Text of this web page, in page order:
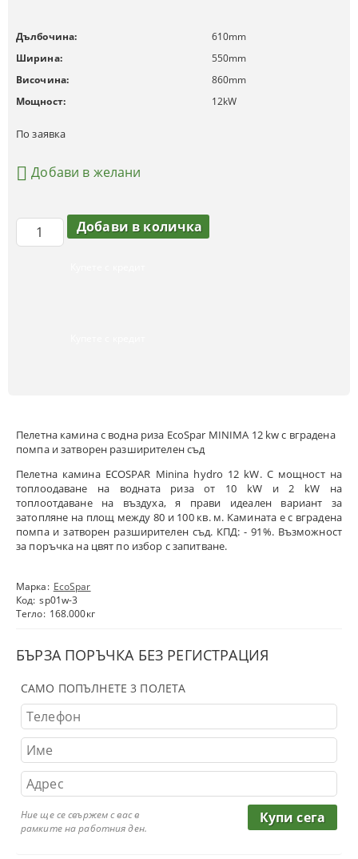
Пелетна камина с водна риза EcoSpar MINIMA 12 kw с вградена
помпа и затворен разширителен съд
Пелетна камина ECOSPAR Minina hydro 12 kW. С мощност на
топлоодаване на водната риза от 10 kW и 2 kW на
топлоотдаване на въздуха, я прави идеален вариант за
затопляне на площ между 80 и 100 кв. м. Камината е с вградена
помпа и затворен разширителен съд. КПД: - 91%. Възможност
за поръчка на цвят по избор с запитване.
Марка: EcoSpar
Код: sp01w-3
Тегло: 168.000кг
БЪРЗА ПОРЪЧКА БЕЗ РЕГИСТРАЦИЯ
САМО ПОПЪЛНЕТЕ 3 ПОЛЕТА
Ние ще се свържем с вас в
рамките на работния ден.
Дълбочина: 610mm
Ширина:
550mm
Височина:
860mm
Мощност:
12kW
По заявка
Добави в желани